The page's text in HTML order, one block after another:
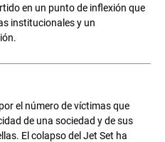
en un punto de inflexión que
institucionales y un
el número de víctimas que
de una sociedad y de sus
El colapso del Jet Set ha